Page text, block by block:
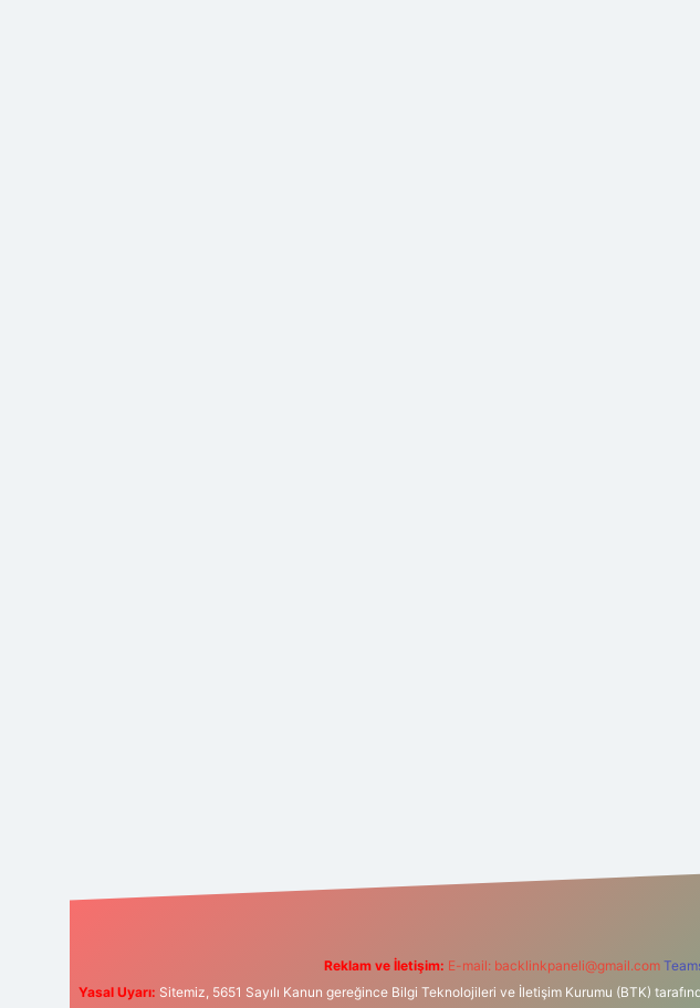
Reklam ve İletişim: E-mail: backlinkpaneli@gmail.com
Yasal Uyarı: Sitemiz, 5651 Sayılı Kanun gereğince Bilgi Teknolojileri ve İletişim Kurumu (BTK)